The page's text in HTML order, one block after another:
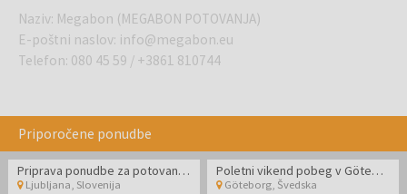
Naziv: Megabon (MEGABON POTOVANJA)
E-poštni naslov: info@megabon.eu
Telefon: 080 45 59 / +3861 810744
Priporočene ponudbe
Priprava ponudbe za potovanje po meri
Ljubljana Slovenija
Poletni vikend pobeg v Göteborg
Göteborg Švedska